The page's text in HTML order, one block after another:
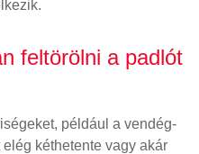
feltörölni a padlót
például a vendég-
kéthetente vagy akár